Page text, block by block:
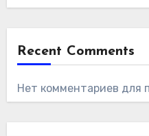
Recent Comments
Нет комментариев для